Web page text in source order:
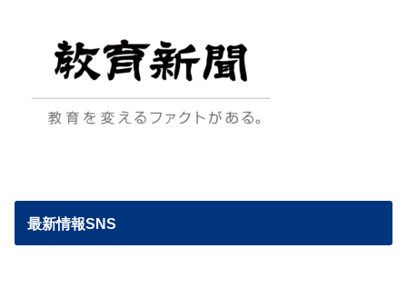
最新情報SNS